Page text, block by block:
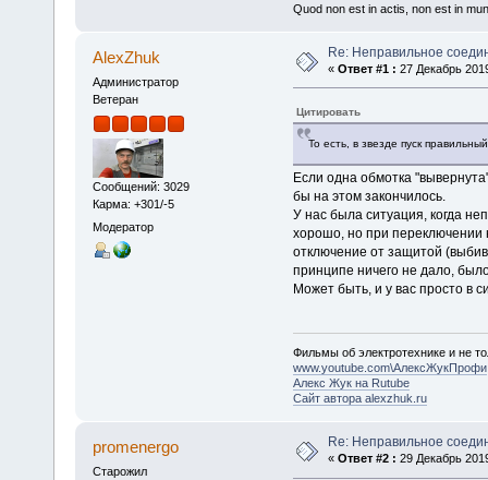
Quod non est in actis, non est in
AlexZhuk
Администратор
Ветеран
Сообщений: 3029
Карма: +301/-5
Модератор
Re: Неправильное
« Ответ #1 : 27 Декабрь
Цитировать
То есть, в звезде пуск
Если одна обмотка
бы на этом закончилось.
У нас была ситуация, когда
хорошо, но при переключении
отключение от защитой
принципе ничего не дало,
Может быть, и у вас просто в
Фильмы об электротехнике и не
www.youtube.com\АлексЖукПрофи
Алекс Жук на Rutube
Сайт автора alexzhuk.ru
promenergo
Старожил
Re: Неправильное
« Ответ #2 : 29 Декабрь